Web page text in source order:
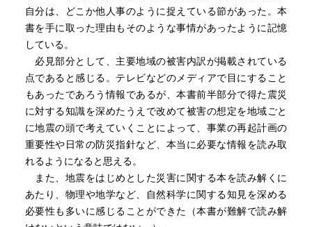
自分は、どこか他人事のように捉えている節があった。本
書を手に取った理由もそのような事情があったように記憶
している。
必見部分として、主要地域の被害内訳が掲載されている
点であると感じる。テレビなどのメディアで目にすること
もあったであろう情報であるが、本書前半部分で得た震災
に対する知識を深めたうえで改めて被害の想定を地域ごと
に地震の頭で考えていくことによって、事業の再起計画の
重要性や日常の防災指針など、本当に必要な情報を読み取
れるようになると思える。
また、地震をはじめとした災害に関する本を読み解くに
あたり、物理や地学など、自然科学に関する知見を深める
必要性も多いに感じることができた（本書が難解で読み解